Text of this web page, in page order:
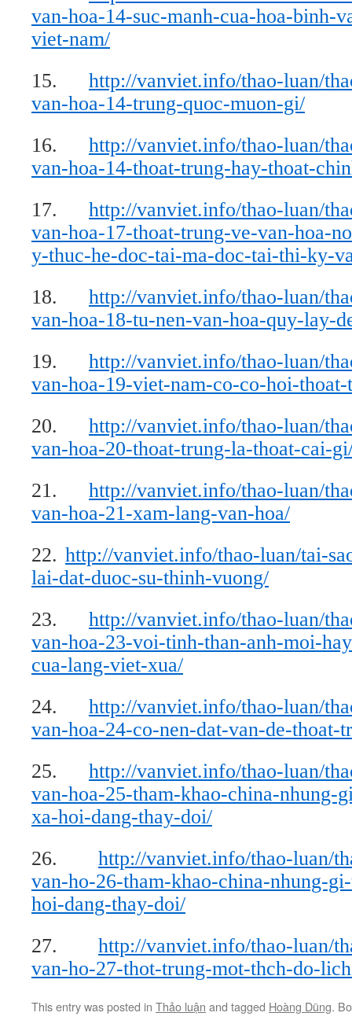
van-hoa-14-suc-manh-cua-hoa-binh-
viet-nam/
15. http://vanviet.info/thao-luan/
van-hoa-14-trung-quoc-muon-gi/
16. http://vanviet.info/thao-luan/
van-hoa-14-thoat-trung-hay-thoat-
17. http://vanviet.info/thao-luan/
van-hoa-17-thoat-trung-ve-van-hoa-
y-thuc-he-doc-tai-ma-doc-tai-thi-ky-
18. http://vanviet.info/thao-luan/
van-hoa-18-tu-nen-van-hoa-quy-lay-
19. http://vanviet.info/thao-luan/
van-hoa-19-viet-nam-co-co-hoi-
20. http://vanviet.info/thao-luan/
van-hoa-20-thoat-trung-la-thoat-cai-
21. http://vanviet.info/thao-luan/
van-hoa-21-xam-lang-van-hoa/
22. http://vanviet.info/thao-luan/tai-
lai-dat-duoc-su-thinh-vuong/
23. http://vanviet.info/thao-luan/
van-hoa-23-voi-tinh-than-anh-moi-
cua-lang-viet-xua/
24. http://vanviet.info/thao-luan/
van-hoa-24-co-nen-dat-van-de-thoat-
25. http://vanviet.info/thao-luan/
van-hoa-25-tham-khao-china-nhung-
xa-hoi-dang-thay-doi/
26. http://vanviet.info/thao-luan/
van-ho-26-tham-khao-china-nhung-
hoi-dang-thay-doi/
27. http://vanviet.info/thao-luan/
van-ho-27-thot-trung-mot-thch-do-
This entry was posted in Thảo luận and tagged Hoàng Dũng.